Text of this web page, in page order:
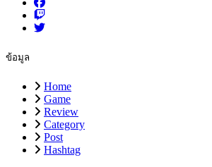
ข้อมูล
Home
Game
Review
Category
Post
Hashtag